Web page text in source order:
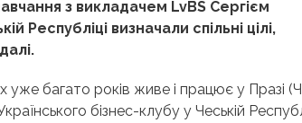
з викладачем LvBS Сергієм
Республіці визначали спільні цілі,
багато років живе і працює у Празі
бізнес-клубу у Чеській